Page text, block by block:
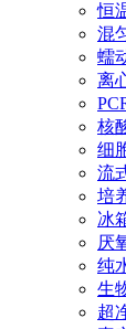
恒
混
蠕
离
核
细
流
培
冰
厌
纯
生
超